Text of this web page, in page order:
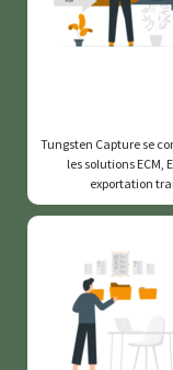
Tungsten Capture se
les solutions ECM,
exportation